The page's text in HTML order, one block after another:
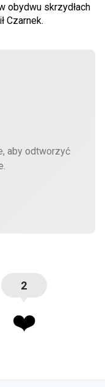
obydwu skrzydłach
Czarnek.
aby odtworzyć
2
❤️